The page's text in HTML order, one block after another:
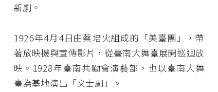
新劇。
1926年4月4日由蔡培火組成的「美臺團」，帶
著放映機與宣傳影片，從臺南大舞臺展開巡迴放
映。1928年臺南共勵會演藝部，也以臺南大舞
臺為基地演出「文士劇」。